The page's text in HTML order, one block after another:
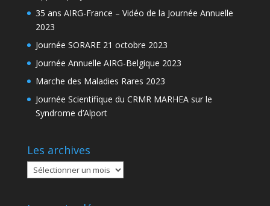
35 ans AIRG-France – Vidéo de la Journée Annuelle
2023
Journée SORARE 21 octobre 2023
Journée Annuelle AIRG-Belgique 2023
Marche des Maladies Rares 2023
Journée Scientifique du CRMR MARHEA sur le
Syndrome d’Alport
Les archives
Les
archives